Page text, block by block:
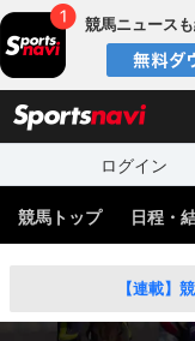
競馬ニュース
ログイン
競馬トップ 日程・
【連載】